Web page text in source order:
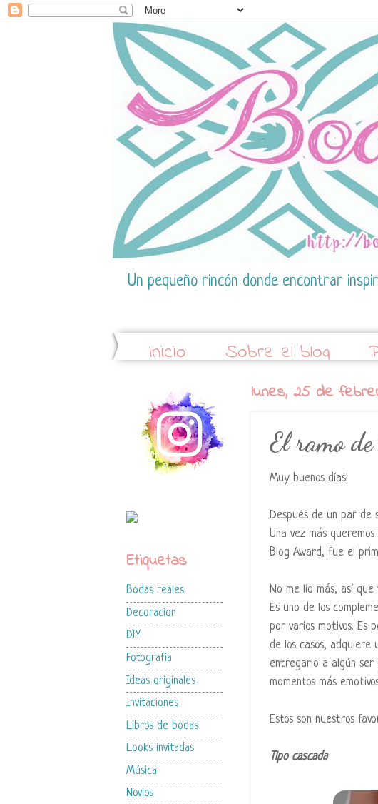
Un pequeño rincón donde encontrar
Inicio Sobre el blog
lunes, 25 de
El ramo
Muy buenos días!
Después de un par de
Una vez más
Blog Award, fue el
No me lío más, así
Es uno de los
por varios motivos. Es
de los casos, adquiere
entregarlo a algún ser
momentos más
Estos son nuestros
Tipo cascada
Etiquetas
Bodas reales
Decoracion
DIY
Fotografia
Ideas originales
Invitaciones
Libros de bodas
Looks invitadas
Música
Novios